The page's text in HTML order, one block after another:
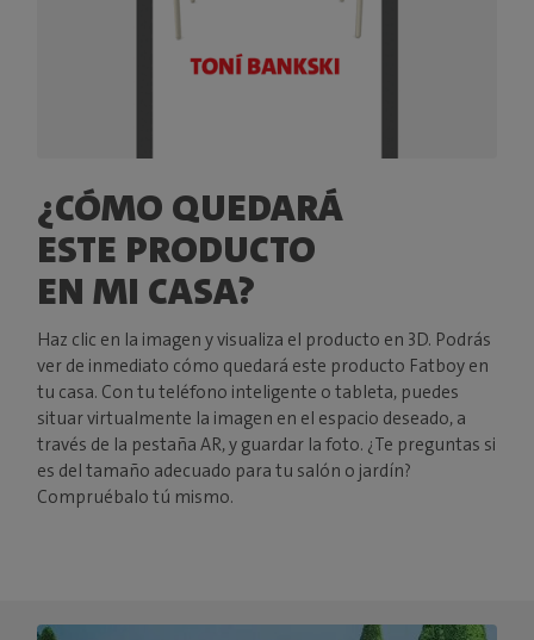
¿CÓMO QUEDARÁ
ESTE PRODUCTO
EN MI CASA?
Haz clic en la imagen y visualiza el producto en 3D. Podrás
ver de inmediato cómo quedará este producto Fatboy en
tu casa. Con tu teléfono inteligente o tableta, puedes
situar virtualmente la imagen en el espacio deseado, a
través de la pestaña AR, y guardar la foto. ¿Te preguntas si
es del tamaño adecuado para tu salón o jardín?
Compruébalo tú mismo.